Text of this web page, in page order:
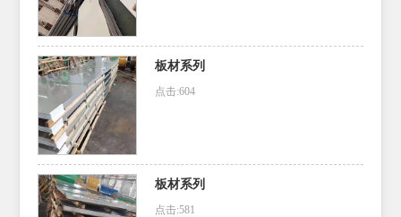
板材系列
点击:604
板材系列
点击:581